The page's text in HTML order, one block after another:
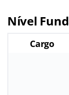
Nível
Cargo